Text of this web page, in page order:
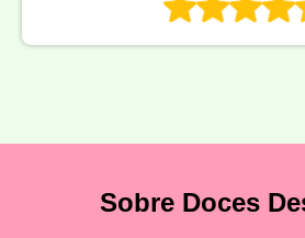
Sobre Doces